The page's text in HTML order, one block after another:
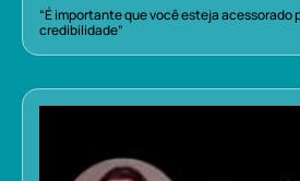
“É importante que você esteja acessorado
credibilidade”